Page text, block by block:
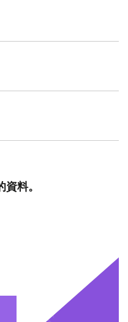
Rohit,
料。